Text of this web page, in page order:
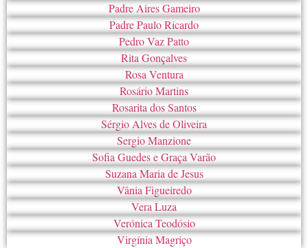
Padre Aires Gameiro
Padre Paulo Ricardo
Pedro Vaz Patto
Rita Gonçalves
Rosa Ventura
Rosário Martins
Rosarita dos Santos
Sérgio Alves de Oliveira
Sergio Manzione
Sofia Guedes e Graça Varão
Suzana Maria de Jesus
Vânia Figueiredo
Vera Luza
Verónica Teodósio
Virgínia Magriço